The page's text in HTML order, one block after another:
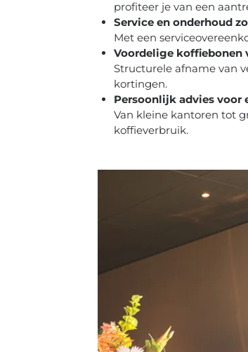
profiteer je van een
Service en onderhoud
Met een
Voordelige koffiebonen
Structurele afname van
kortingen.
Persoonlijk advies voor
Van kleine kantoren tot
koffieverbruik.